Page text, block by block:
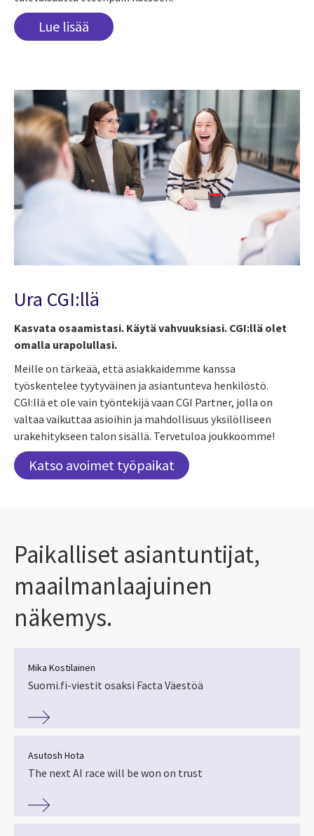
Lue lisää
Ura CGI:llä
Kasvata osaamistasi. Käytä vahvuuksiasi. CGI:llä olet
omalla urapolullasi.
Meille on tärkeää, että asiakkaidemme kanssa
työskentelee tyytyväinen ja asiantunteva henkilöstö.
CGI:llä et ole vain työntekijä vaan CGI Partner, jolla on
valtaa vaikuttaa asioihin ja mahdollisuus yksilölliseen
urakehitykseen talon sisällä. Tervetuloa joukkoomme!
Katso avoimet työpaikat
Paikalliset asiantuntijat,
maailmanlaajuinen
näkemys.
Mika Kostilainen
Suomi.fi-viestit osaksi Facta Väestöä
Asutosh Hota
The next AI race will be won on trust